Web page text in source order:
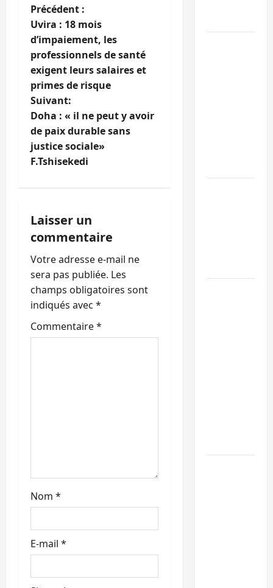
N
a
v
i
g
a
t
o
n
d
’
a
r
e
Précédent :
Uvira : 18 mois
d’impaiement, les
professionnels de santé
exigent leurs salaires et
primes de risque
Suivant:
Doha : « il ne peut y avoir
de paix durable sans
justice sociale»
F.Tshisekedi
Laisser un
commentaire
Votre adresse e-mail ne
sera pas publiée. Les
champs obligatoires sont
indiqués avec *
Commentaire*
Nom *
E-mail *